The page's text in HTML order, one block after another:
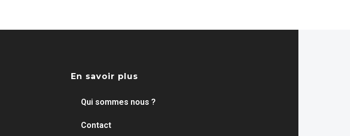
En savoir plus
Qui sommes nous ?
Contact